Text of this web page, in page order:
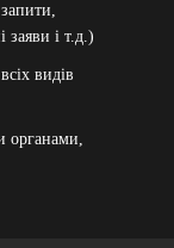
заяви і т.д.)
видів
органами,